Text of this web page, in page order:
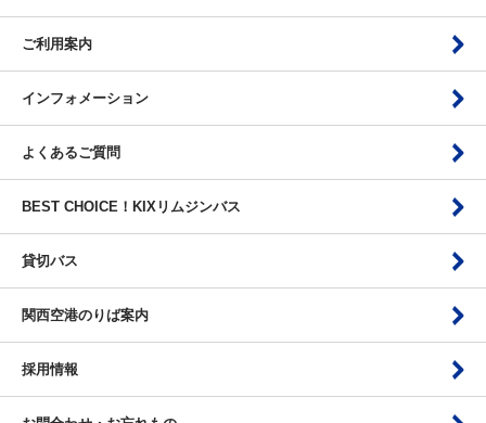
ご利用案内
インフォメーション
よくあるご質問
BEST CHOICE！KIXリムジンバス
貸切バス
関西空港のりば案内
採用情報